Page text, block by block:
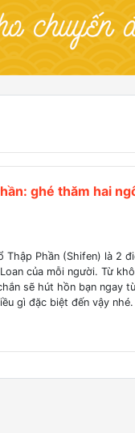
ghé thăm hai
Thập Phần (Shifen) là 2
của mỗi người. Từ
sẽ hút hồn bạn ngay
gì đặc biệt đến vậy nhé.